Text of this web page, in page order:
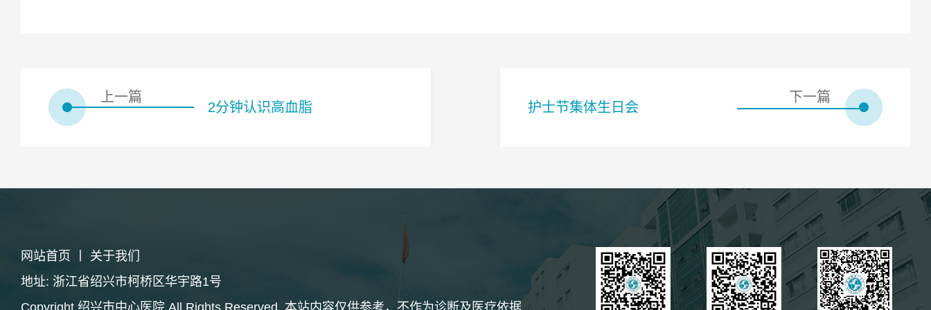
上一篇
2分钟认识高血脂
下一篇
护士节集体生日会
网站首页
关于我们
地址: 浙江省绍兴市柯桥区华宇路1号
Copyright 绍兴市中心医院 All Rights Reserved. 本站内容仅供参考，不作为诊断及医疗依据